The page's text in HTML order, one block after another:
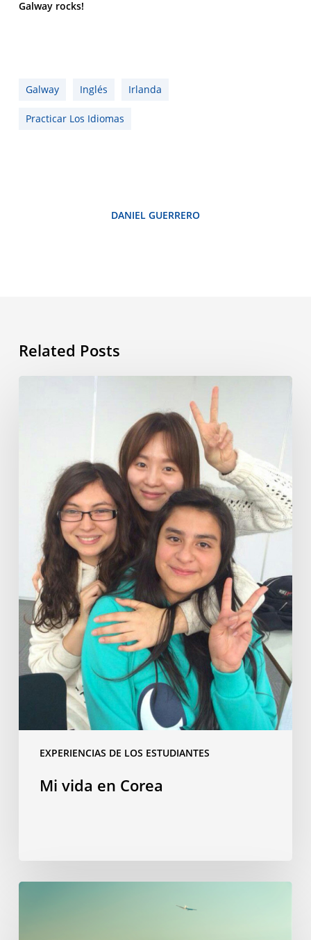
Galway rocks!
Galway Inglés Irlanda
Practicar Los Idiomas
DANIEL GUERRERO
Related Posts
EXPERIENCIAS DE LOS ESTUDIANTES
Mi vida en Corea